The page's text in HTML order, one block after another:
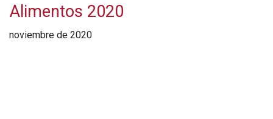
Alimentos 2020
noviembre de 2020